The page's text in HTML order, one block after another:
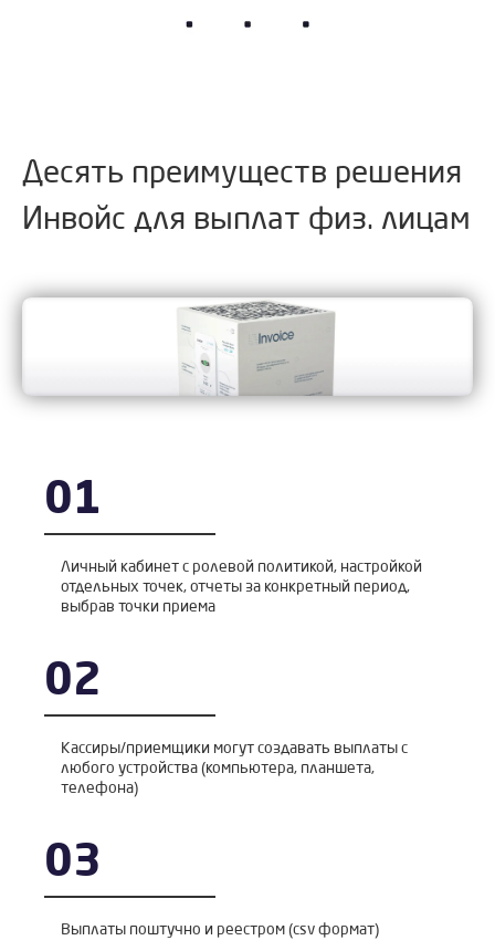
Десять преимуществ решения
Инвойс для выплат физ. лицам
01
Личный кабинет с ролевой политикой, настройкой
отдельных точек, отчеты за конкретный период,
выбрав точки приема
02
Кассиры/приемщики могут создавать выплаты с
любого устройства (компьютера, планшета,
телефона)
03
Выплаты поштучно и реестром (csv формат)